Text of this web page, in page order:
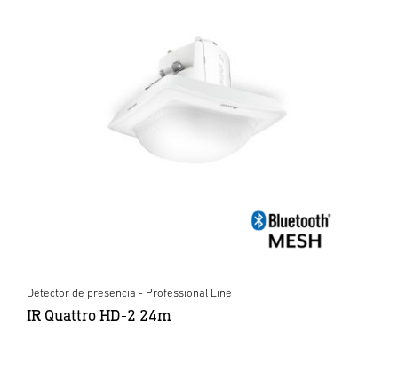
Detector de presencia - Professional Line
IR Quattro HD-2 24m